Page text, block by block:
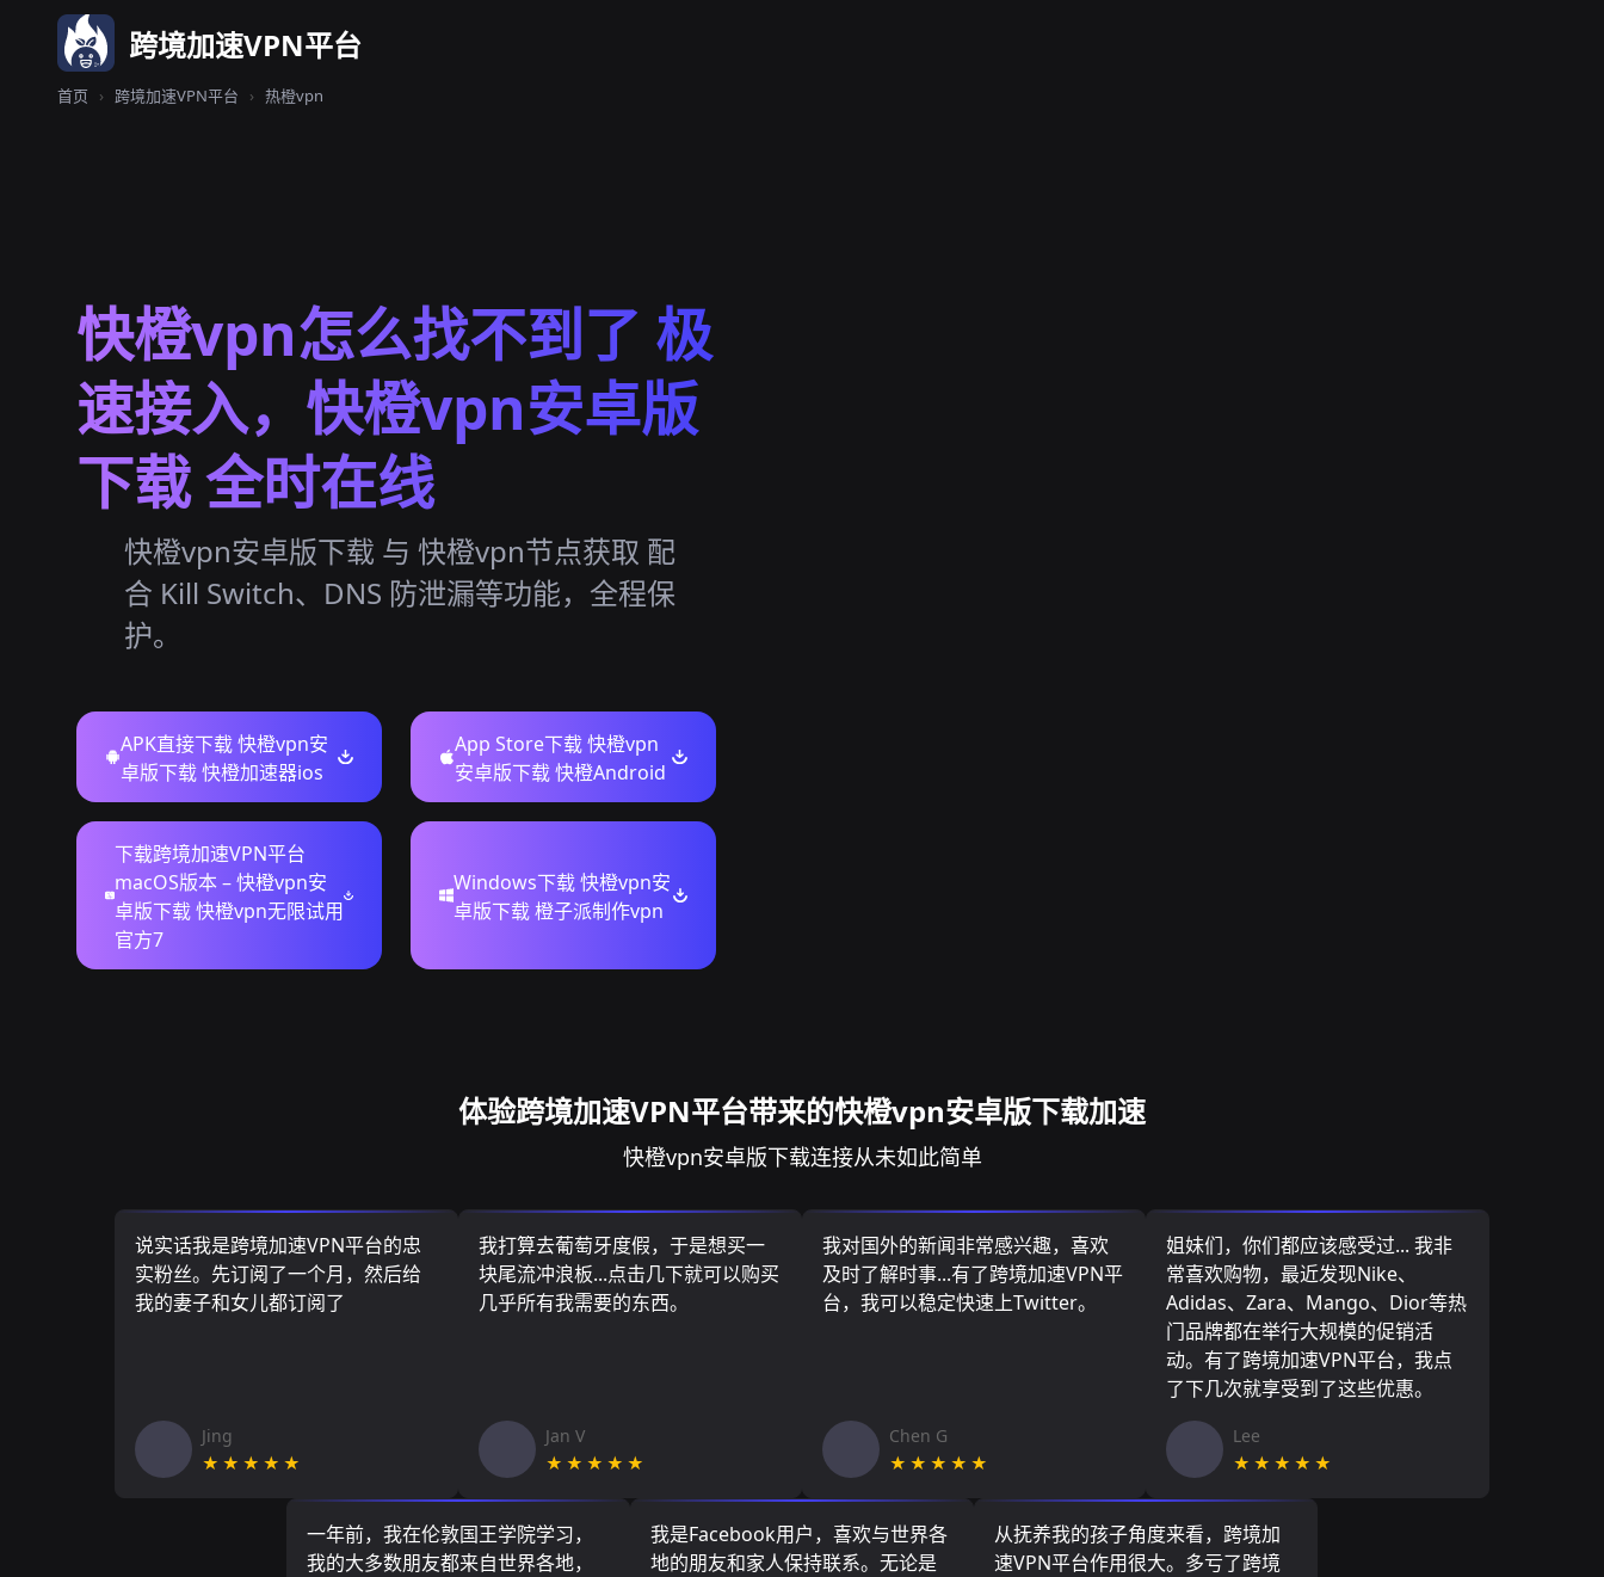
跨境加速VPN平台
首页 › 跨境加速VPN平台 › 热橙vpn
快橙vpn怎么找不到了 极
速接入，快橙vpn安卓版
下载 全时在线
快橙vpn安卓版下载 与 快橙vpn节点获取 配
合 Kill Switch、DNS 防泄漏等功能，全程保
护。
APK直接下载 快橙vpn安
卓版下载 快橙加速器ios
App Store下载 快橙vpn
安卓版下载 快橙Android
下载跨境加速VPN平台
macOS版本 – 快橙vpn安
卓版下载 快橙vpn无限试用
官方7
Windows下载 快橙vpn安
卓版下载 橙子派制作vpn
体验跨境加速VPN平台带来的快橙vpn安卓版下载加速
快橙vpn安卓版下载连接从未如此简单
说实话我是跨境加速VPN平台的忠
实粉丝。先订阅了一个月，然后给
我的妻子和女儿都订阅了
Jing
★★★★★
我打算去葡萄牙度假，于是想买一
块尾流冲浪板...点击几下就可以购买
几乎所有我需要的东西。
Jan V
★★★★★
我对国外的新闻非常感兴趣，喜欢
及时了解时事...有了跨境加速VPN平
台，我可以稳定快速上Twitter。
Chen G
★★★★★
姐妹们，你们都应该感受过... 我非
常喜欢购物，最近发现Nike、
Adidas、Zara、Mango、Dior等热
门品牌都在举行大规模的促销活
动。有了跨境加速VPN平台，我点
了下几次就享受到了这些优惠。
Lee
★★★★★
一年前，我在伦敦国王学院学习，
我的大多数朋友都来自世界各地，
我是Facebook用户，喜欢与世界各
地的朋友和家人保持联系。无论是
从抚养我的孩子角度来看，跨境加
速VPN平台作用很大。多亏了跨境